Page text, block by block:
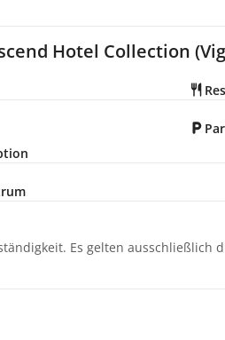
Hotel Collection
Es gelten ausschließlich